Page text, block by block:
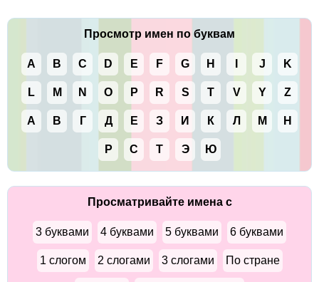
Просмотр имен по буквам
A B C D E F G H J K
L M N O P R S T V Y Z
А В Г Д Е З И К Л М Н
Р С Т Э Ю
Просматривайте имена с
3 буквами 4 буквами 5 буквами 6 буквами
1 слогом 2 слогами 3 слогами По стране